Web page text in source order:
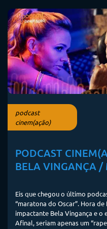
podcast
cinem(ação)
PODCAST
BELA VINGANÇA /
Eis que chegou o último
“maratona do Oscar”. Hora
impactante Bela Vingança e o
Afinal, seriam apenas um